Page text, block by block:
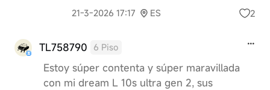
21-3-2026 17:17 ES 2
TL758790 6 Piso
Estoy súper contenta y súper maravillada
con mi dream L 10s ultra gen 2, sus